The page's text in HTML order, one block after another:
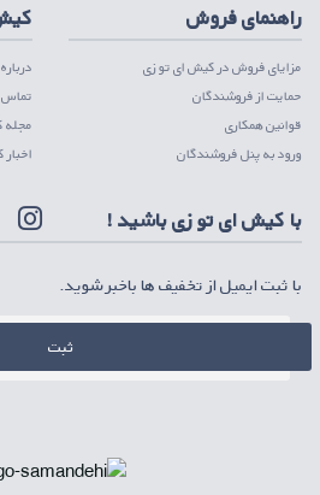
راهنمای فروش
مزایای فروش در کیش ای تو زی
حمایت از فروشندگان
قوانین همکاری
ورود به پنل فروشندگان
تماس
مجله
با کیش ای تو زی باشید !
با ثبت ایمیل از تخفیف ها باخبر شوید.